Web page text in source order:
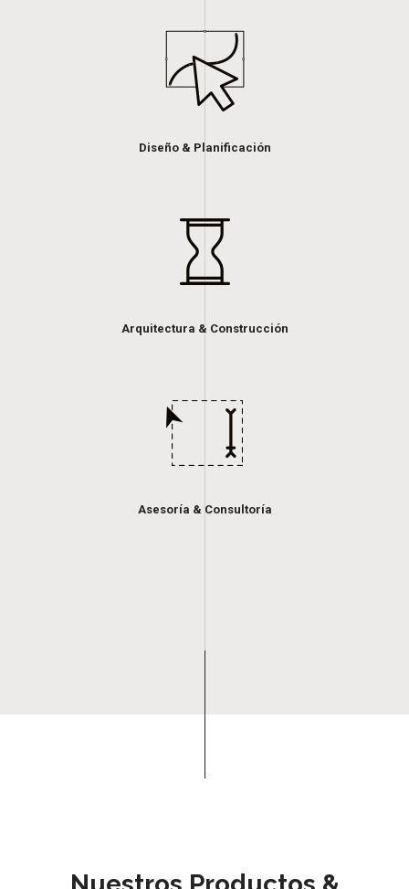
Diseño & Planificación
Arquitectura & Construcción
Asesoría & Consultoría